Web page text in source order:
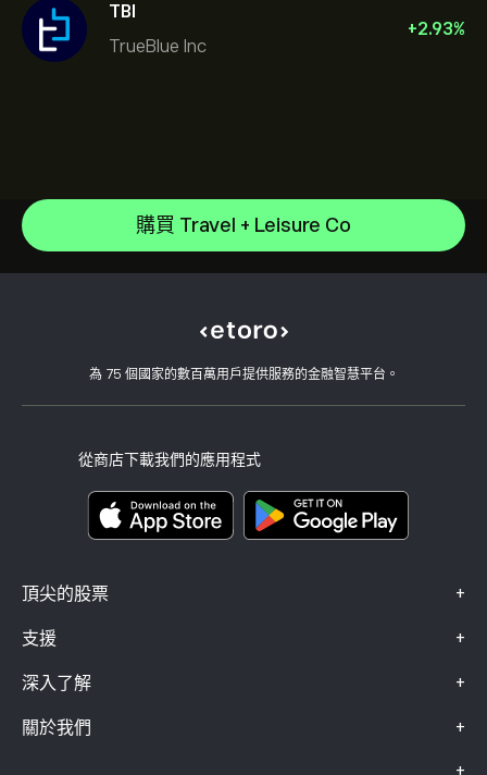
TBI
TrueBlue Inc
+2.93%
購買 Travel + Leisure Co
為 75 個國家的數百萬用戶提供服務的金融智慧平台。
從商店下載我們的應用程式
頂尖的股票 +
Microsoft
Apple
支援 +
如何存款
如何提款
開設帳戶
用戶端漏洞
深入了解 +
CopyTrading 如何運作
負責任的交易
關於我們 +
為什麼選擇 eToro
我們的辦事處
風險揭露
關鍵資訊文件
投訴資料（FCA 客戶）
投資保險